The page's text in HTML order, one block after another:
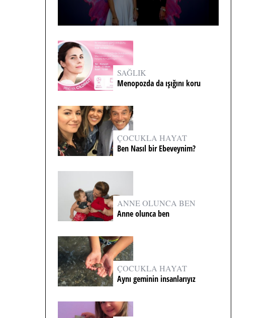
SAĞLIK
Menopozda da ışığını koru
ÇOCUKLA HAYAT
Ben Nasıl bir Ebeveynim?
ANNE OLUNCA BEN
Anne olunca ben
ÇOCUKLA HAYAT
Aynı geminin insanlarıyız